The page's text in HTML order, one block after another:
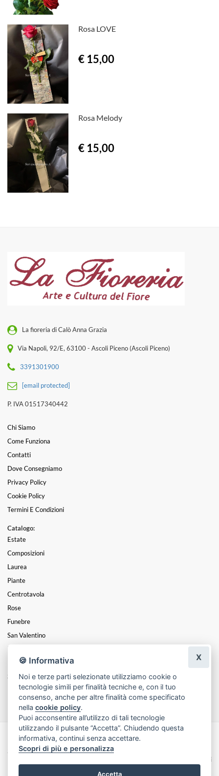
Rosa LOVE
€ 15,00
Rosa Melody
€ 15,00
La fioreria di Calò Anna Grazia
Via Napoli, 92/E, 63100 - Ascoli Piceno (Ascoli Piceno)
3391301900
[email protected]
P. IVA 01517340442
Chi Siamo
Come Funziona
Contatti
Dove Consegniamo
Privacy Policy
Cookie Policy
Termini E Condizioni
Catalogo:
Estate
Composizioni
Laurea
Piante
Centrotavola
Rose
Funebre
San Valentino
Festa Della Donna
Festa Del Papà
Santa Pasqua
Festa Della Mamma
Made with byInfoser.it- Realizzazione Siti ecommerce per Fioristi
2026
Termini e Condizioni
🍪 Informativa
Noi e terze parti selezionate utilizziamo cookie o
tecnologie simili per finalità tecniche e, con il tuo
consenso, anche per altre finalità come specificato
nellacookie policy.
Puoi acconsentire all’utilizzo di tali tecnologie
utilizzando il pulsante “Accetta”. Chiudendo questa
informativa, continui senza accettare.
Scopri di più e personalizza
Accetta
X